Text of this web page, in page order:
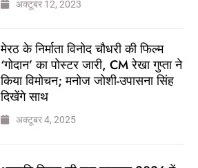
अक्टूबर 12, 2023
मेरठ के निर्माता विनोद चौधरी की फिल्म
‘गोदान’ का पोस्टर जारी, CM रेखा गुप्ता ने
किया विमोचन; मनोज जोशी-उपासना सिंह
दिखेंगे साथ
अक्टूबर 4, 2025